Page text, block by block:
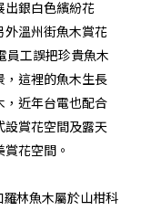
出銀白色繽紛花
外溫州街魚木賞花
員工誤把珍貴魚木
，這裡的魚木生長
，近年台電也配合
設賞花空間及露天
花空間。
林魚木屬於山柑科